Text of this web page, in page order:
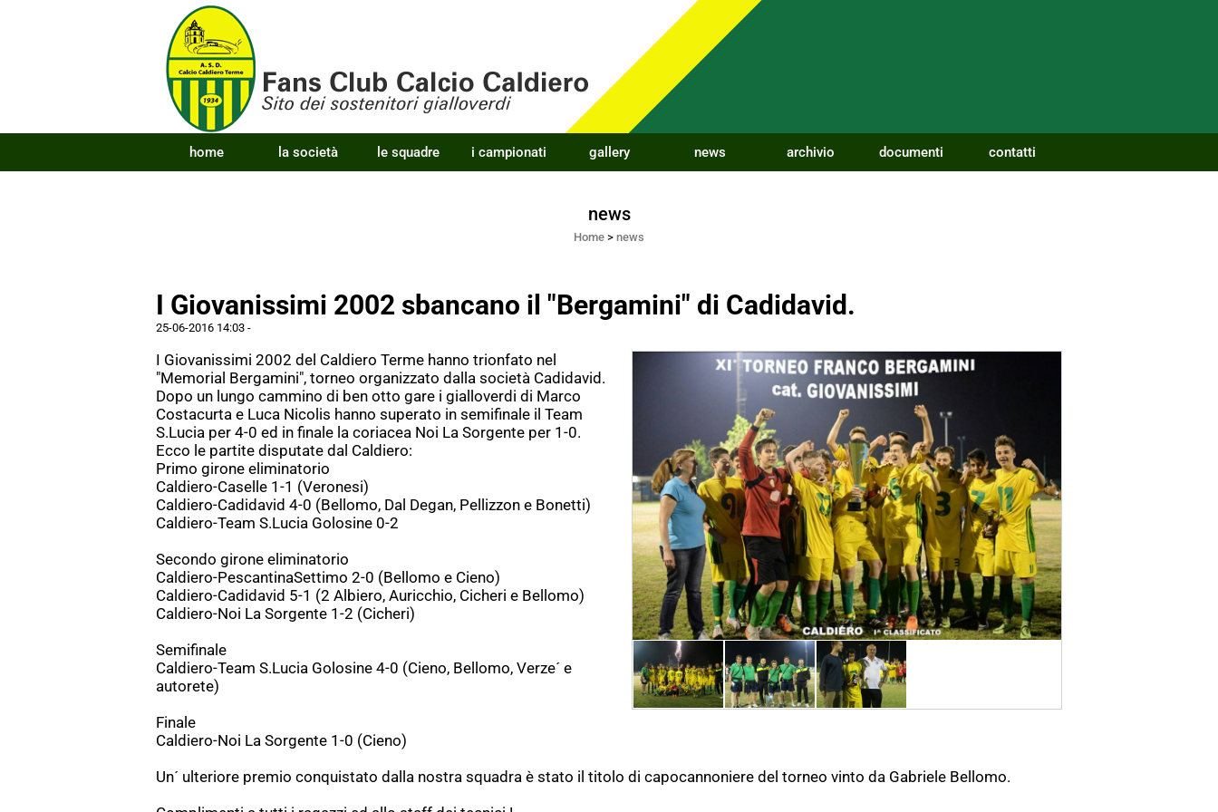
home la società le squadre i campionati gallery news archivio documenti contatti
news
Home > news
I Giovanissimi 2002 sbancano il "Bergamini" di Cadidavid.
25-06-2016 14:03 -
I Giovanissimi 2002 del Caldiero Terme hanno trionfato nel
"Memorial Bergamini", torneo organizzato dalla società Cadidavid.
Dopo un lungo cammino di ben otto gare i gialloverdi di Marco
Costacurta e Luca Nicolis hanno superato in semifinale il Team
S.Lucia per 4-0 ed in finale la coriacea Noi La Sorgente per 1-0.
Ecco le partite disputate dal Caldiero:
Primo girone eliminatorio
Caldiero-Caselle 1-1 (Veronesi)
Caldiero-Cadidavid 4-0 (Bellomo, Dal Degan, Pellizzon e Bonetti)
Caldiero-Team S.Lucia Golosine 0-2
Secondo girone eliminatorio
Caldiero-PescantinaSettimo 2-0 (Bellomo e Cieno)
Caldiero-Cadidavid 5-1 (2 Albiero, Auricchio, Cicheri e Bellomo)
Caldiero-Noi La Sorgente 1-2 (Cicheri)
Semifinale
Caldiero-Team S.Lucia Golosine 4-0 (Cieno, Bellomo, Verze´ e
autorete)
Finale
Caldiero-Noi La Sorgente 1-0 (Cieno)
Un´ ulteriore premio conquistato dalla nostra squadra è stato il titolo di capocannoniere del torneo vinto da Gabriele Bellomo.